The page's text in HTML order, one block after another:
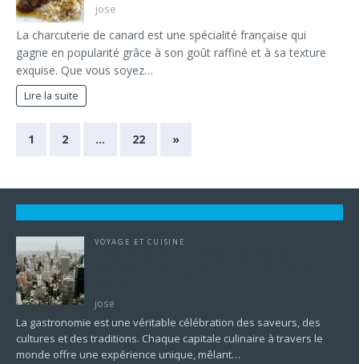
jose
La charcuterie de canard est une spécialité française qui
gagne en popularité grâce à son goût raffiné et à sa texture
exquise. Que vous soyez…
Lire la suite
1 2 … 22 »
VOYAGE ET CUISINE
jose
La gastronomie est une véritable célébration des saveurs, des
cultures et des traditions. Chaque capitale culinaire à travers le
monde offre une expérience unique, mêlant…